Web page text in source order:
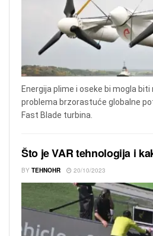
Energija plime i oseke bi mogla
problema brzorastuće globalne
Fast Blade turbina.
Što je VAR tehnologija i
BY TEHNOHR 20/10/2023